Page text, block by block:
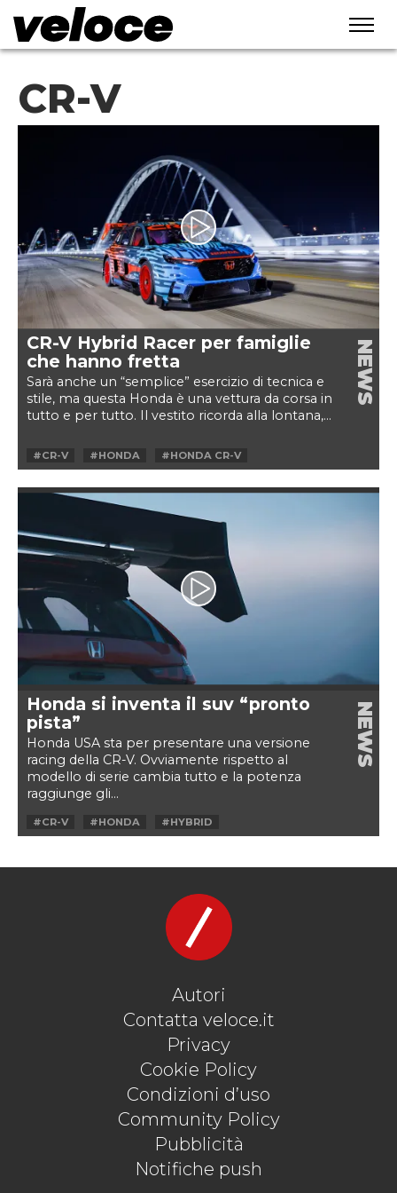
CR-V
CR-V Hybrid Racer per famiglie
che hanno fretta
Sarà anche un “semplice” esercizio di tecnica e
stile, ma questa Honda è una vettura da corsa in
tutto e per tutto. Il vestito ricorda alla lontana,...
NEWS
#CR-V #HONDA
#HONDA CR-V
#HYBRID RACER
Honda si inventa il suv “pronto
pista”
Honda USA sta per presentare una versione
racing della CR-V. Ovviamente rispetto al
modello di serie cambia tutto e la potenza
raggiunge gli...
NEWS
#CR-V #HONDA
#HYBRID
Autori
Contatta veloce.it
Privacy
Cookie Policy
Condizioni d’uso
Community Policy
Pubblicità
Notifiche push